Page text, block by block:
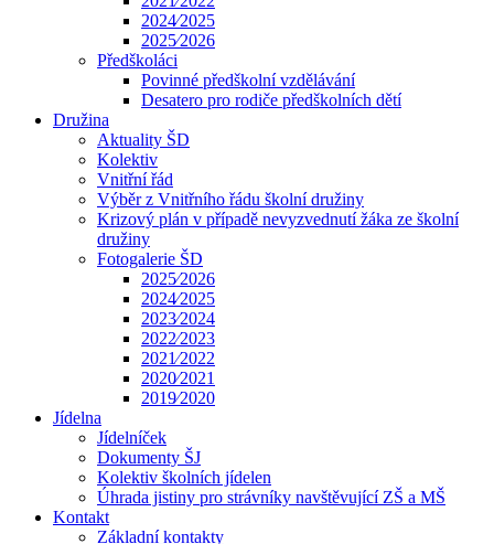
2024⁄2025
2025⁄2026
Předškoláci
Povinné předškolní vzdělávání
Desatero pro rodiče předškolních dětí
Družina
Aktuality ŠD
Kolektiv
Vnitřní řád
Výběr z Vnitřního řádu školní družiny
Krizový plán v případě nevyzvednutí žáka ze školní
družiny
Fotogalerie ŠD
2025⁄2026
2024⁄2025
2023⁄2024
2022⁄2023
2021⁄2022
2020⁄2021
2019⁄2020
Jídelna
Jídelníček
Dokumenty ŠJ
Kolektiv školních jídelen
Úhrada jistiny pro strávníky navštěvující ZŠ a MŠ
Kontakt
Základní kontakty